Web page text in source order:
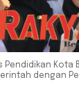
Pendidikan Kota
dengan